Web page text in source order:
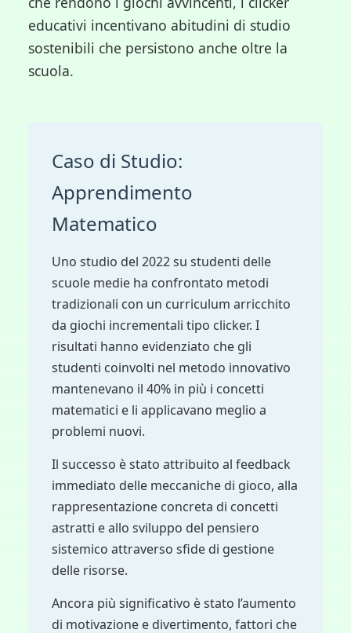
educativi incentivano abitudini di studio
sostenibili che persistono anche oltre la
scuola.
Caso di Studio:
Apprendimento
Matematico
Uno studio del 2022 su studenti delle
scuole medie ha confrontato metodi
tradizionali con un curriculum arricchito
da giochi incrementali tipo clicker. I
risultati hanno evidenziato che gli
studenti coinvolti nel metodo innovativo
mantenevano il 40% in più i concetti
matematici e li applicavano meglio a
problemi nuovi.
Il successo è stato attribuito al feedback
immediato delle meccaniche di gioco, alla
rappresentazione concreta di concetti
astratti e allo sviluppo del pensiero
sistemico attraverso sfide di gestione
delle risorse.
Ancora più significativo è stato l’aumento
di motivazione e divertimento, fattori che